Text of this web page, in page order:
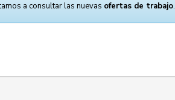
a consultar las nuevas ofertas de trabajo.